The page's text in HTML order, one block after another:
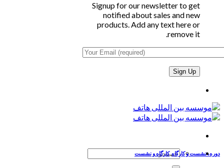
Signup for our newsletter to get
notified about sales and new
products. Add any text here or
remove it.
جستجودوره، نشست و کارگاه,کارگاه و نشست